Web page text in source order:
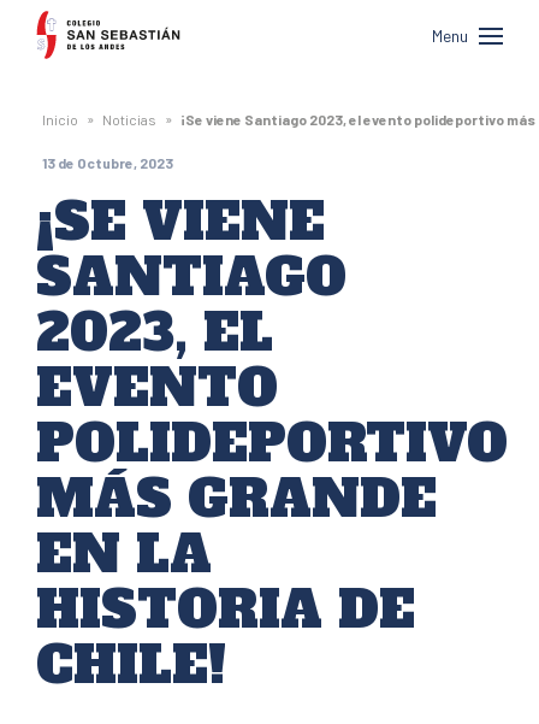
Colegio
San
Sebastián
de
Los
Andes
Menu
Inicio » Noticias » ¡Se viene Santiago 2023, el evento polideportivo
13 de Octubre, 2023
¡SE VIENE
SANTIAGO
2023, EL
EVENTO
POLIDEPORTIVO
MÁS GRANDE
EN LA
HISTORIA DE
CHILE!